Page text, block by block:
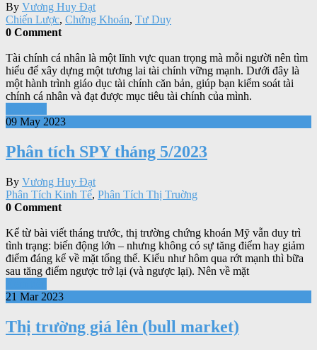
By Vương Huy Đạt
Chiến Lược, Chứng Khoán, Tư Duy
0 Comment
Tài chính cá nhân là một lĩnh vực quan trọng mà mỗi người nên tìm
hiểu để xây dựng một tương lai tài chính vững mạnh. Dưới đây là
một hành trình giáo dục tài chính căn bản, giúp bạn kiểm soát tài
chính cá nhân và đạt được mục tiêu tài chính của mình.
09 May 2023
Phân tích SPY tháng 5/2023
By Vương Huy Đạt
Phân Tích Kinh Tế, Phân Tích Thị Truờng
0 Comment
Kể từ bài viết tháng trước, thị trường chứng khoán Mỹ vẫn duy trì
tình trạng: biến động lớn – nhưng không có sự tăng điểm hay giảm
điểm đáng kể về mặt tổng thể. Kiểu như hôm qua rớt mạnh thì bữa
sau tăng điểm ngược trở lại (và ngược lại). Nên về mặt
21 Mar 2023
Thị trường giá lên (bull market)